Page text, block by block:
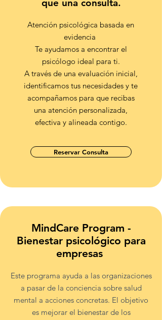
que una consulta.
Atención psicológica basada en
evidencia
Te ayudamos a encontrar el
psicólogo ideal para ti.
A través de una evaluación inicial,
identificamos tus necesidades y te
acompañamos para que recibas
una atención personalizada,
efectiva y alineada contigo.
Reservar Consulta
MindCare Program -
Bienestar psicológico para
empresas
Este programa ayuda a las organizaciones
a pasar de la conciencia sobre salud
mental a acciones concretas. El objetivo
es mejorar el bienestar de los